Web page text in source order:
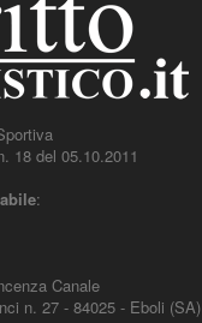
18 del 05.10.2011
:
Canale
n. 27 - 84025 - Eboli (SA)